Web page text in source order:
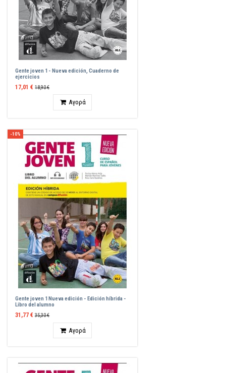
Gente joven 1 - Nueva edición, Cuaderno de
ejercicios
17,01 € 18,90 €
Ποσότητα
Αγορά
-10%
Gente joven 1 Nueva edición - Edición híbrida -
Libro del alumno
31,77 € 35,30 €
Αγορά